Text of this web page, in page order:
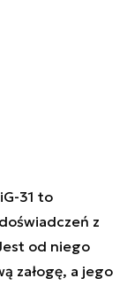
31 to
z
od niego
załogę, a jego